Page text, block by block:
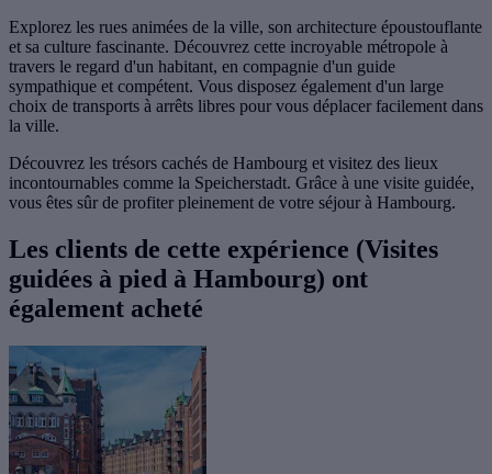
Explorez les rues animées de la ville, son architecture époustouflante
et sa culture fascinante. Découvrez cette incroyable métropole à
travers le regard d'un habitant, en compagnie d'un guide
sympathique et compétent. Vous disposez également d'un large
choix de transports à arrêts libres pour vous déplacer facilement dans
la ville.
Découvrez les trésors cachés de Hambourg et visitez des lieux
incontournables comme la Speicherstadt. Grâce à une visite guidée,
vous êtes sûr de profiter pleinement de votre séjour à Hambourg.
Les clients de cette expérience (Visites
guidées à pied à Hambourg) ont
également acheté